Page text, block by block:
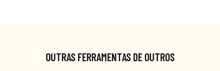
OUTRAS FERRAMENTAS DE OUTROS